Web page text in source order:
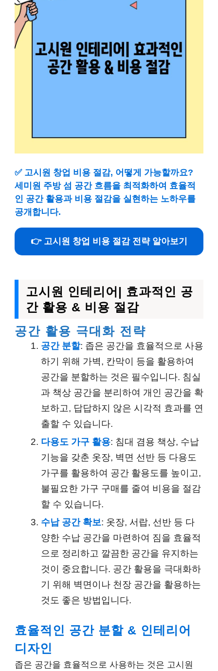
✅ 고시원 창업 비용 절감, 어떻게 가능할까요?
세미원 주방 섬 공간 흐름을 최적화하여 효율적
인 공간 활용과 비용 절감을 실현하는 노하우를
공개합니다.
👉 고시원 창업 비용 절감 전략 알아보기
고시원 인테리어| 효과적인 공
간 활용 & 비용 절감
공간 활용 극대화 전략
공간 분할: 좁은 공간을 효율적으로 사용
하기 위해 가벽, 칸막이 등을 활용하여
공간을 분할하는 것은 필수입니다. 침실
과 책상 공간을 분리하여 개인 공간을 확
보하고, 답답하지 않은 시각적 효과를 연
출할 수 있습니다.
다용도 가구 활용: 침대 겸용 책상, 수납
기능을 갖춘 옷장, 벽면 선반 등 다용도
가구를 활용하여 공간 활용도를 높이고,
불필요한 가구 구매를 줄여 비용을 절감
할 수 있습니다.
수납 공간 확보: 옷장, 서랍, 선반 등 다
양한 수납 공간을 마련하여 짐을 효율적
으로 정리하고 깔끔한 공간을 유지하는
것이 중요합니다. 공간 활용을 극대화하
기 위해 벽면이나 천장 공간을 활용하는
것도 좋은 방법입니다.
효율적인 공간 분할 & 인테리어
디자인
좁은 공간을 효율적으로 사용하는 것은 고시원